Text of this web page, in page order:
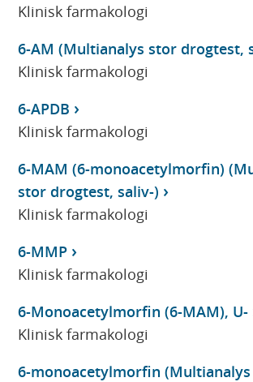
Klinisk farmakologi
6-AM (Multianalys stor drogtest,
Klinisk farmakologi
6-APDB
Klinisk farmakologi
6-MAM (6-monoacetylmorfin)
stor drogtest, saliv-)
Klinisk farmakologi
6-MMP
Klinisk farmakologi
6-Monoacetylmorfin (6-MAM), U-
Klinisk farmakologi
6-monoacetylmorfin